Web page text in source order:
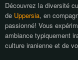
Découvrez la diversité
de Uppersia, en
passionné! Vous
ambiance typiquement
culture iranienne et de